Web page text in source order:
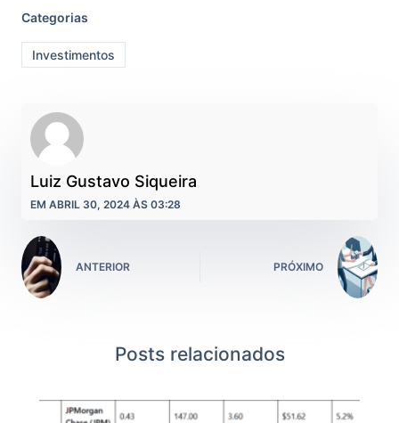
Categorias
Investimentos
Luiz Gustavo Siqueira
EM ABRIL 30, 2024 ÀS 03:28
ANTERIOR PRÓXIMO
Posts relacionados